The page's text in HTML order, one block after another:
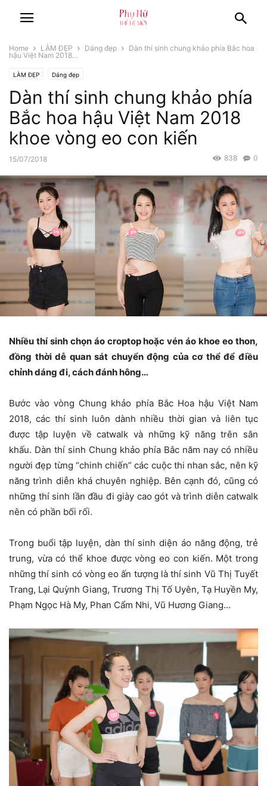
Home LÀM ĐẸP Dáng đẹp
Dàn thí sinh chung khảo phía Bắc hoa
hậu Việt Nam 2018...
LÀM ĐẸP Dáng đẹp
Dàn thí sinh chung khảo phía
Bắc hoa hậu Việt Nam 2018
khoe vòng eo con kiến
15/07/2018 0
838
Nhiều thí sinh chọn áo croptop hoặc vén áo khoe eo thon,
đồng thời dễ quan sát chuyển động của cơ thể để điều
chỉnh dáng đi, cách đánh hông…
Bước vào vòng Chung khảo phía Bắc Hoa hậu Việt Nam
2018, các thí sinh luôn dành nhiều thời gian và liên tục
được tập luyện về catwalk và những kỹ năng trên sân
khấu. Dàn thí sinh Chung khảo phía Bắc năm nay có nhiều
người đẹp từng “chinh chiến” các cuộc thi nhan sắc, nên kỹ
năng trình diễn khá chuyên nghiệp. Bên cạnh đó, cũng có
những thí sinh lần đầu đi giày cao gót và trình diễn catwalk
nên có phần bối rối.
Trong buổi tập luyện, dàn thí sinh diện áo năng động, trẻ
trung, vừa có thể khoe được vòng eo con kiến. Một trong
những thí sinh có vòng eo ấn tượng là thí sinh Vũ Thị Tuyết
Trang, Lại Quỳnh Giang, Trương Thị Tố Uyên, Tạ Huyền My,
Phạm Ngọc Hà My, Phan Cẩm Nhi, Vũ Hương Giang…